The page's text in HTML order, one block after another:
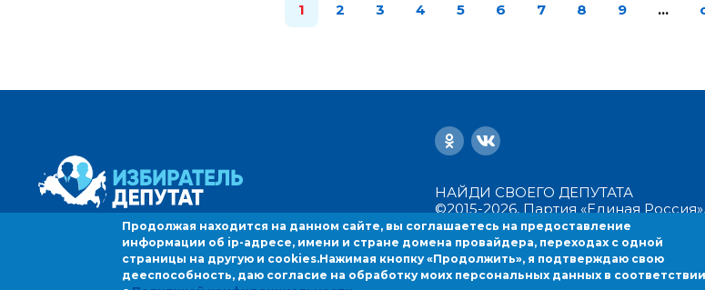
1 2 3 4 5 6 7 8 9 …
НАЙДИ СВОЕГО ДЕПУТАТА
©2015-2026, Партия «Единая Россия».
Все права защищены.
Политика конфиденциальности
Пользовательское соглашение
Продолжая находится на данном сайте, вы соглашаетесь на предоставление
информации об ip-адресе, имени и стране домена провайдера, переходах с одной
страницы на другую и cookies.Нажимая кнопку «Продолжить», я подтверждаю свою
дееспособность, даю согласие на обработку моих персональных данных в соответствии